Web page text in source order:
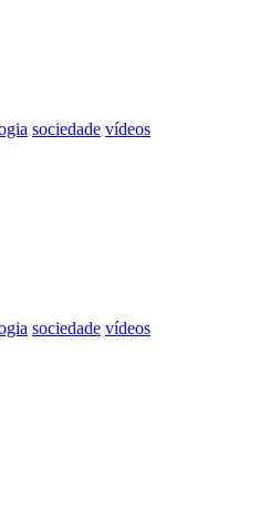
sociedade vídeos
sociedade vídeos